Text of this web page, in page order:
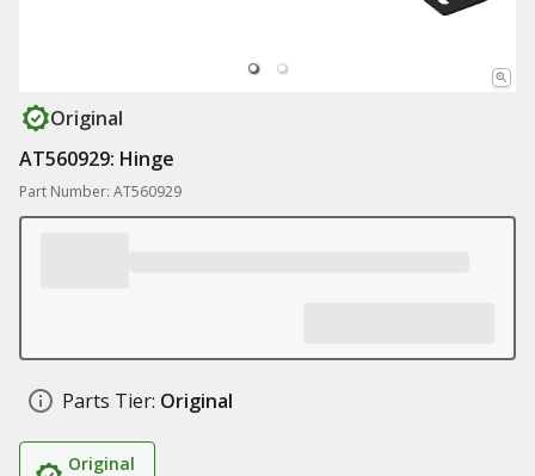
Original
AT560929: Hinge
Part Number: AT560929
Parts Tier: Original
Original